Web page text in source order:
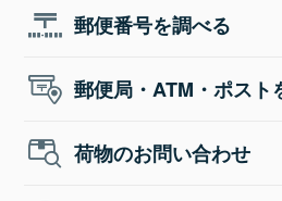
郵便番号を調べる
郵便局・ATM・ポスト
荷物のお問い合わせ